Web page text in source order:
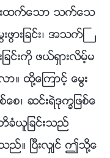
းထက္ေသာ သက္ေသ
ြားျခင္း၊ အသက္ႀ
ျခင္းကို ဖယ္ရွားလိမ့္မ
ထို႔ေၾကာင့္ ေမြး
စ္ေစ၊ ဆင္းရဲဒုကၡျဖစ္ေ
တိခံယူျခင္းသည္
ည္။ ၿပီးလွ်င္ ဤသို႔ေ